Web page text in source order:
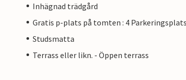
Inhägnad trädgård
Gratis p-plats på tomten : 4
Studsmatta
Terrass eller likn. - Öppen terrass